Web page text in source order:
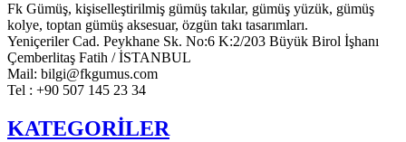
Fk Gümüş, kişiselleştirilmiş gümüş takılar, gümüş yüzük, gümüş
kolye, toptan gümüş aksesuar, özgün takı tasarımları.
Yeniçeriler Cad. Peykhane Sk. No:6 K:2/203 Büyük Birol İşhanı
Çemberlitaş Fatih / İSTANBUL
Mail: bilgi@fkgumus.com
Tel : +90 507 145 23 34
tok
KATEGORİLER